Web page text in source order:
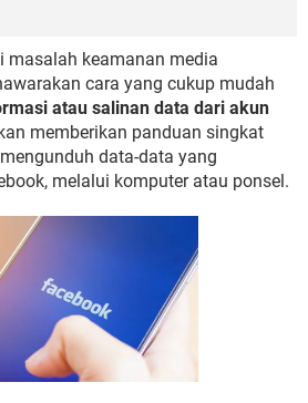
Hack
OOP - Data Enkapsulasi
masalah keamanan media
cara yang cukup mudah
atau salinan data dari akun
memberikan panduan singkat
data-data yang
melalui komputer atau ponsel.